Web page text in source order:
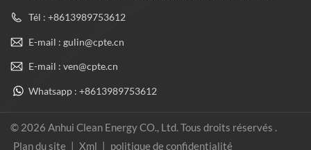
Tél : +8613989753612
E-mail : gulin@cpte.cn
E-mail : ven@cpte.cn
Whatsapp : +8613989753612
© 2026 Anhui Clean Energy CO., Ltd. Tous droits réservés .
Plan du site
Xml politique de confidentialité